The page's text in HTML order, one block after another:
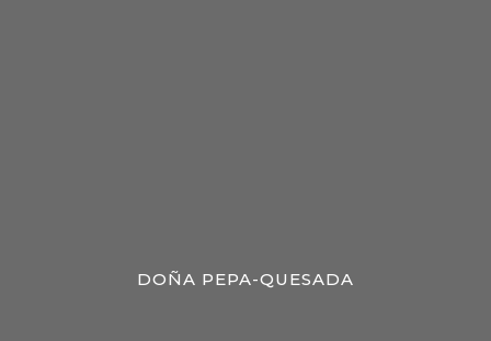
DOÑA PEPA-QUESADA